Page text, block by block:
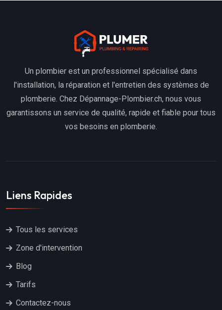
Un plombier est un professionnel spécialisé dans
l'installation, la réparation et l'entretien des systèmes de
plomberie. Chez Dépannage-Plombier.ch, nous vous
garantissons un service de qualité, rapide et fiable pour tous
vos besoins en plomberie.
Liens Rapides
Tous les services
Zone d'intervention
Blog
Tarifs
Contactez-nous